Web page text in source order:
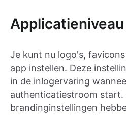
Je kunt nu logo's,
app instellen. Deze
in de inlogervaring
authenticatiestroom start.
brandinginstellingen